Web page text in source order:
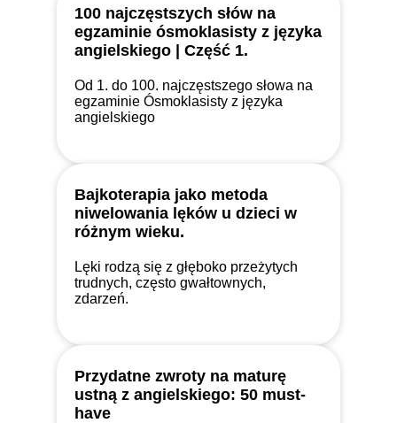
100 najczęstszych słów na
egzaminie ósmoklasisty z języka
angielskiego | Część 1.
Od 1. do 100. najczęstszego słowa na
egzaminie Ósmoklasisty z języka
angielskiego
Bajkoterapia jako metoda
niwelowania lęków u dzieci w
różnym wieku.
Lęki rodzą się z głęboko przeżytych
trudnych, często gwałtownych,
zdarzeń.
Przydatne zwroty na maturę
ustną z angielskiego: 50 must-
have